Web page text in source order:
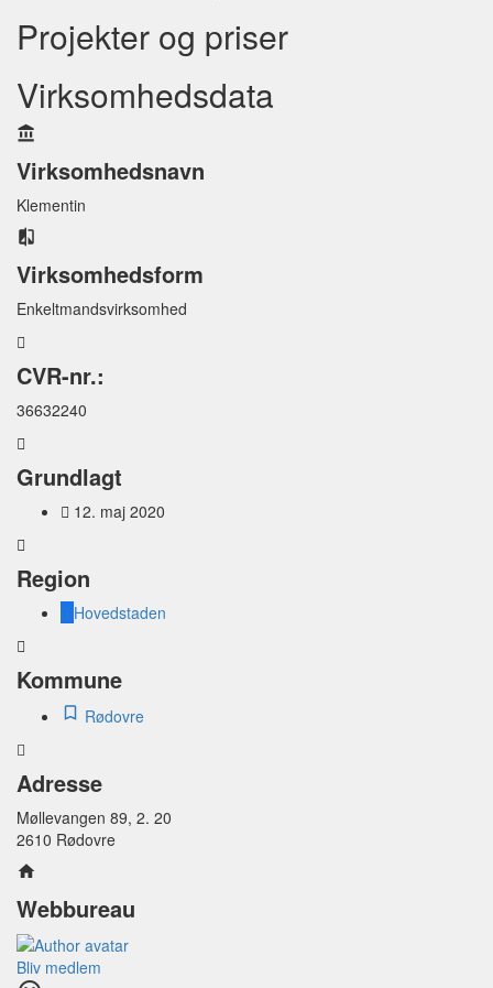
Projekter og priser
Virksomhedsdata
Virksomhedsnavn
Klementin
Virksomhedsform
Enkeltmandsvirksomhed
CVR-nr.:
36632240
Grundlagt
12. maj 2020
Region
Hovedstaden
Kommune
Rødovre
Adresse
Møllevangen 89, 2. 20
2610 Rødovre
Webbureau
Bliv medlem